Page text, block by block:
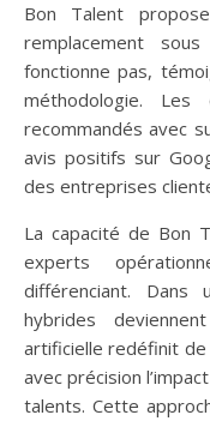
Bon Talent
remplacement
fonctionne pas,
méthodologie.
recommandés avec
avis positifs sur
des entreprises
La capacité de Bon
experts
différenciant. Dans
hybrides
artificielle redéfinit
avec précision
talents. Cette